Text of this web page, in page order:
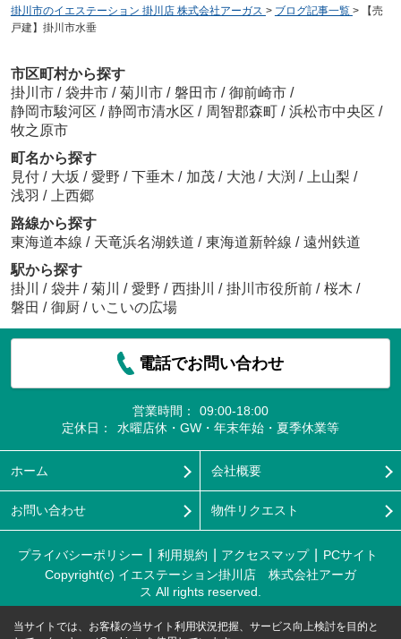
掛川市のイエステーション 掛川店 株式会社アーガス > ブログ記事一覧 >
【売
戸建】掛川市水垂
市区町村から探す
掛川市 / 袋井市 / 菊川市 / 磐田市 / 御前崎市 /
静岡市駿河区 / 静岡市清水区 / 周智郡森町 / 浜松市中央区 /
牧之原市
町名から探す
見付 / 大坂 / 愛野 / 下垂木 / 加茂 / 大池 / 大渕 / 上山梨 /
浅羽 /
上西郷
路線から探す
東海道本線 / 天竜浜名湖鉄道 / 東海道新幹線 / 遠州鉄道
駅から探す
掛川
/ 袋井 / 菊川 / 愛野 / 西掛川 / 掛川市役所前 / 桜木 /
磐田 / 御厨 / いこいの広場
電話でお問い合わせ
営業時間：
09:00-18:00
定休日：
水曜店休・GW・年末年始・夏季休業等
ホーム 会社概要
お問い合わせ 物件リクエスト
プライバシーポリシー 利用規約 アクセスマップ
PCサイト
Copyright(c) イエステーション掛川店 株式会社アーガ
ス All rights reserved.
当サイトでは、お客様の当サイト利用状況把握、サービス向上検討を目的と